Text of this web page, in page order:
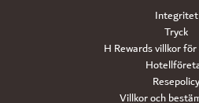
Integritet
Tryck
H Rewards villkor
Resepolicy
Villkor och